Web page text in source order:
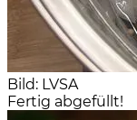
Bild: LVSA
Fertig abgefüllt!